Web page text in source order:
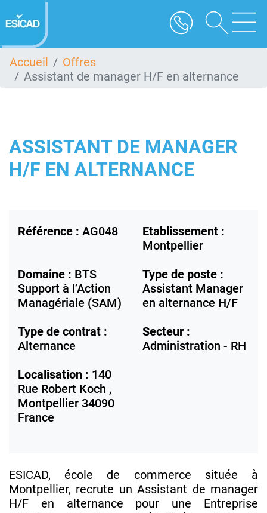
au
contenu
Accueil
Offres
Assistant de manager H/F en alternance
ASSISTANT DE MANAGER
H/F EN ALTERNANCE
Référence : AG048
Etablissement :
Montpellier
Domaine : BTS
Support à l’Action
Managériale (SAM)
Type de poste :
Assistant Manager
en alternance H/F
Type de contrat :
Alternance
Secteur :
Administration - RH
Localisation : 140
Rue Robert Koch ,
Montpellier 34090
France
ESICAD, école de commerce située à
Montpellier, recrute un Assistant de manager
H/F en alternance pour une Entreprise